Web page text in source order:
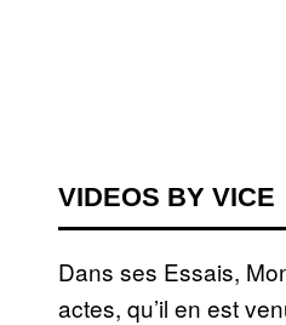
VIDEOS BY VICE
Dans ses Essais,
actes, qu’il en est